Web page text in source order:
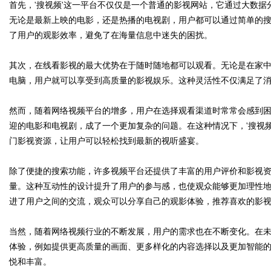
首先，'搜视频'这一平台不仅仅是一个普通的影视网站，它通过大数
无论是最新上映的电影，还是热播的电视剧，用户都可以通过简单的
了用户的观影效率，避免了在海量信息中迷失的困扰。
其次，在线看影视的最大优势在于随时随地都可以观看。无论是在家
电脑，用户就可以享受到高质量的影视娱乐。这种灵活性不仅满足了
然而，随着网络视频平台的增多，用户在选择观看渠道时常常会感到
迎的电影和电视剧，成了一个更加复杂的问题。在这种情况下，'搜
门影视资源，让用户可以轻松找到最新的视听盛宴。
除了便捷的搜索功能，许多视频平台还提供了丰富的用户评价和影视
量。这种互动性的设计提升了用户的参与感，也使观众能够更加理性
进了用户之间的交流，观众可以分享自己的观影体验，推荐喜欢的影
当然，随着网络视频行业的不断发展，用户的需求也在不断变化。在
体验，例如提供更高质量的画面、更多样化的内容选择以及更加智能
悦和丰富。